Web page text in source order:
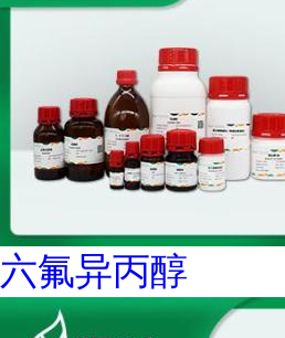
六氟异丙醇